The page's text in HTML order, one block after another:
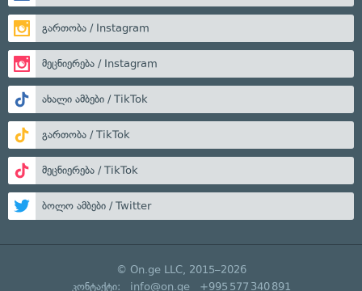
გართობა / Instagram
მეცნიერება / Instagram
ახალი ამბები / TikTok
გართობა / TikTok
მეცნიერება / TikTok
ბოლო ამბები / Twitter
© On.ge LLC, 2015–2026
კონტაქტი: info@on.ge +995 577 340 891